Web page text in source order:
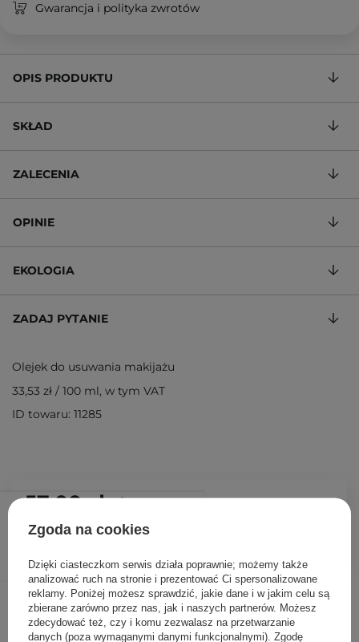
57,00 zł /szt.
Gwarancja i polityka zwrotów
OPIS PRODUKTU
SKŁAD
ZALECENIA
OPINIE
EKOLOGIA
ZADAJ PYTANIE
Olejek do usuwania makijażu
33,53 zł / 100 ml, w tym VAT
ID towaru: 11285
Inni klienci sprawdzali również
Zgoda na cookies
Dzięki ciasteczkom serwis działa poprawnie; możemy także
analizować ruch na stronie i prezentować Ci spersonalizowane
reklamy. Poniżej możesz sprawdzić, jakie dane i w jakim celu są
zbierane zarówno przez nas, jak i naszych partnerów. Możesz
zdecydować też, czy i komu zezwalasz na przetwarzanie
danych (poza wymaganymi danymi funkcjonalnymi). Zgodę